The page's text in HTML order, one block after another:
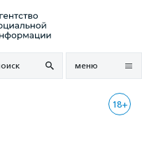
меню
18+